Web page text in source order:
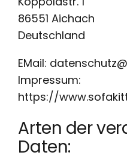
86551 Aichach
Deutschland
EMail:
Impressum:
https://
Arten der
Daten: